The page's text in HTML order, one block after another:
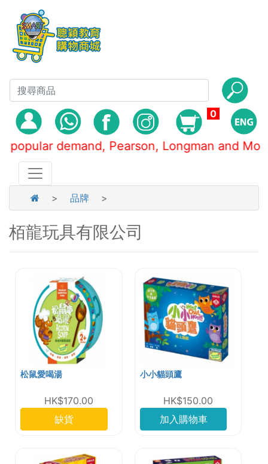
0
demand, Pearson, Longman and Morden
> 品牌 >
栢龍玩具有限公司
松鼠愛喝湯
HK$170.00
缺貨
小小貓頭鷹
HK$150.00
加入購物車